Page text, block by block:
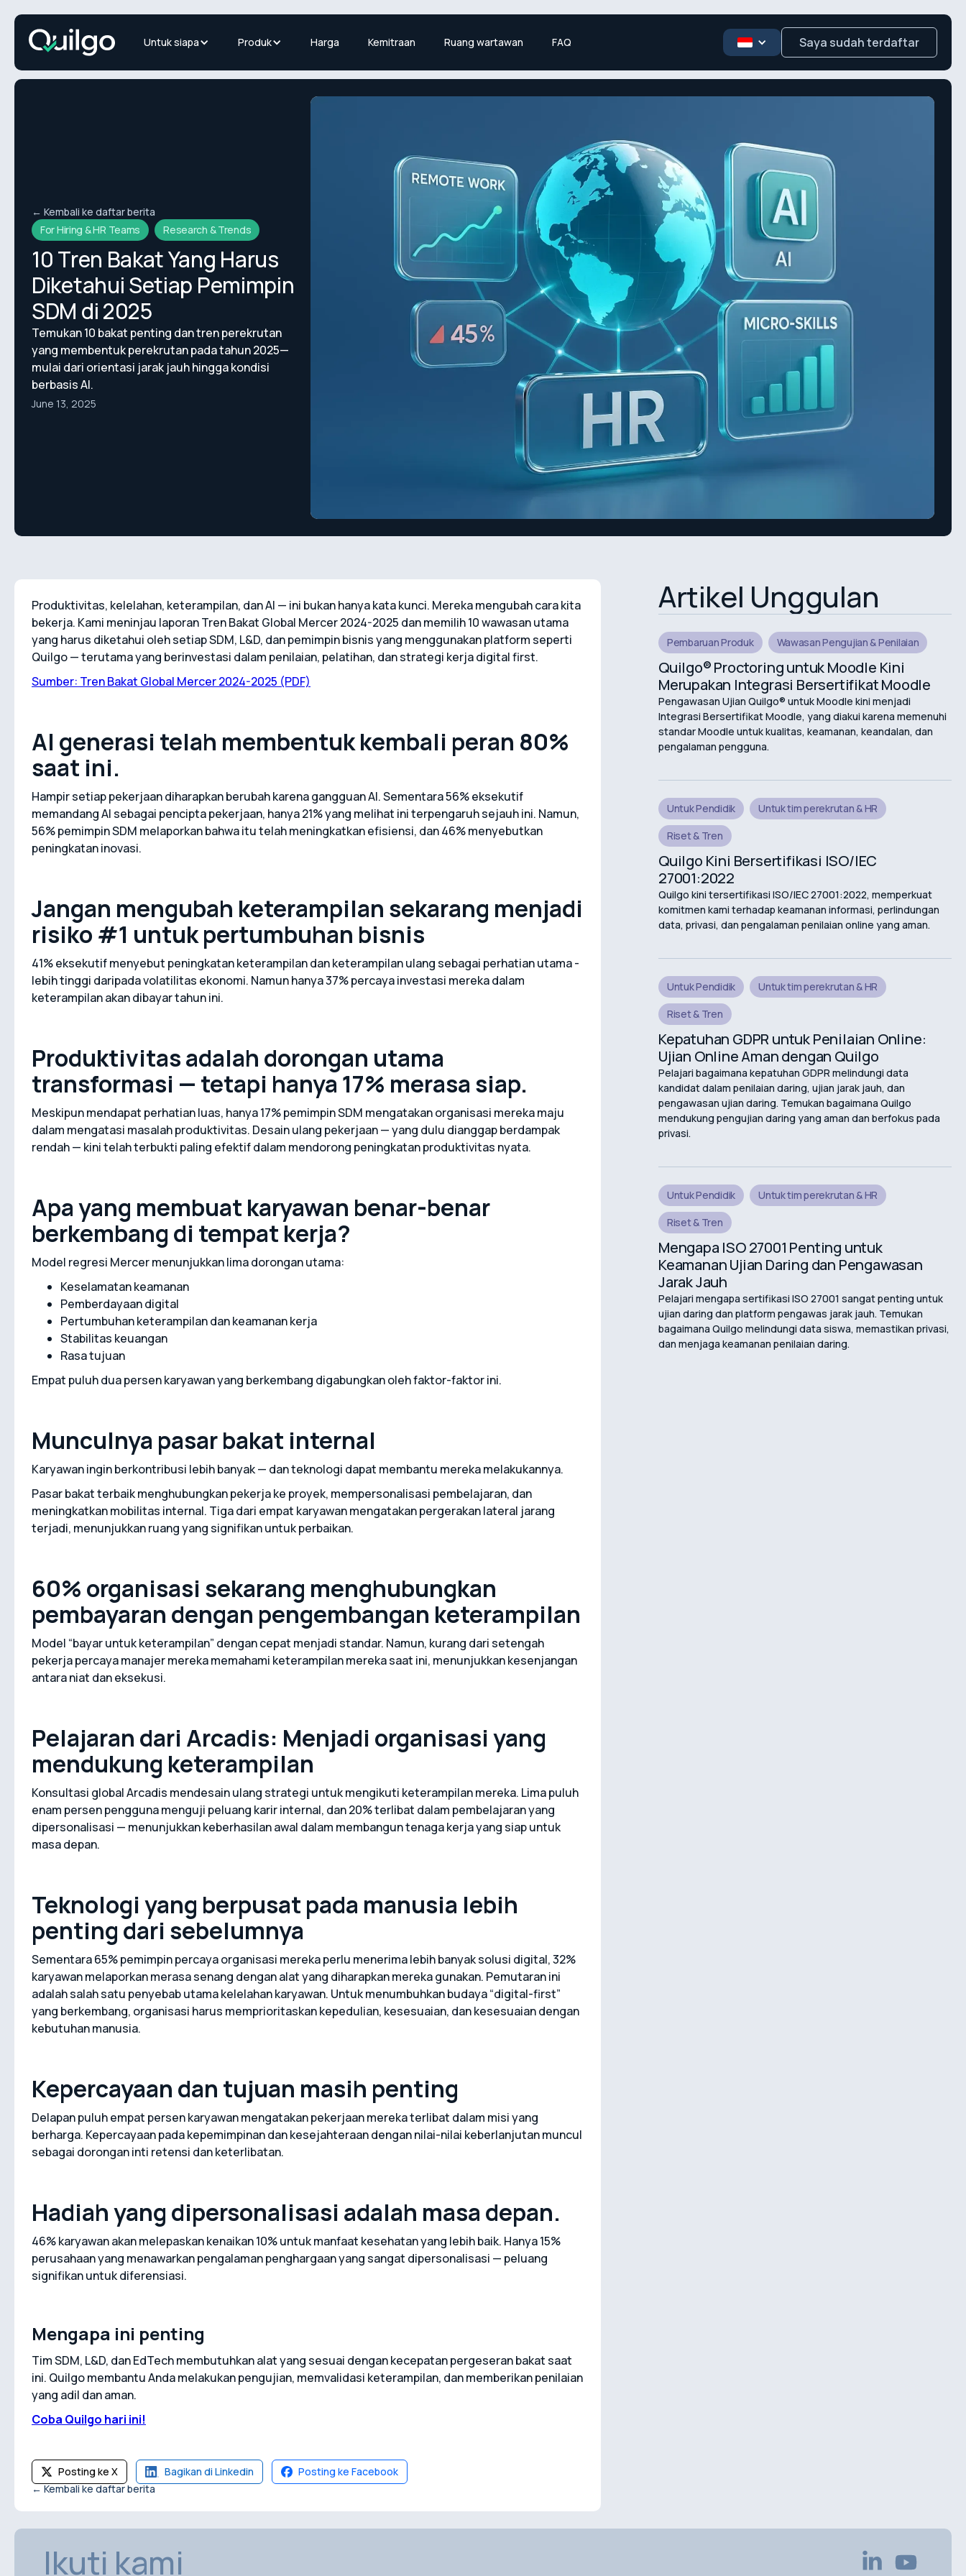
Untuk siapa Produk Harga Kemitraan Ruang wartawan FAQ Saya sudah terdaftar
← Kembali ke daftar berita
For Hiring & HR Teams
Research & Trends
10 Tren Bakat Yang Harus
Diketahui Setiap Pemimpin
SDM di 2025
Temukan 10 bakat penting dan tren perekrutan
yang membentuk perekrutan pada tahun 2025—
mulai dari orientasi jarak jauh hingga kondisi
berbasis AI.
June 13, 2025
Produktivitas, kelelahan, keterampilan, dan AI — ini bukan hanya kata kunci. Mereka mengubah cara kita
bekerja. Kami meninjau laporan Tren Bakat Global Mercer 2024-2025 dan memilih 10 wawasan utama
yang harus diketahui oleh setiap SDM, L&D, dan pemimpin bisnis yang menggunakan platform seperti
Quilgo — terutama yang berinvestasi dalam penilaian, pelatihan, dan strategi kerja digital first.
Sumber: Tren Bakat Global Mercer 2024-2025 (PDF)
AI generasi telah membentuk kembali peran 80%
saat ini.
Hampir setiap pekerjaan diharapkan berubah karena gangguan AI. Sementara 56% eksekutif
memandang AI sebagai pencipta pekerjaan, hanya 21% yang melihat ini terpengaruh sejauh ini. Namun,
56% pemimpin SDM melaporkan bahwa itu telah meningkatkan efisiensi, dan 46% menyebutkan
peningkatan inovasi.
Jangan mengubah keterampilan sekarang menjadi
risiko #1 untuk pertumbuhan bisnis
41% eksekutif menyebut peningkatan keterampilan dan keterampilan ulang sebagai perhatian utama -
lebih tinggi daripada volatilitas ekonomi. Namun hanya 37% percaya investasi mereka dalam
keterampilan akan dibayar tahun ini.
Produktivitas adalah dorongan utama
transformasi — tetapi hanya 17% merasa siap.
Meskipun mendapat perhatian luas, hanya 17% pemimpin SDM mengatakan organisasi mereka maju
dalam mengatasi masalah produktivitas. Desain ulang pekerjaan — yang dulu dianggap berdampak
rendah — kini telah terbukti paling efektif dalam mendorong peningkatan produktivitas nyata.
Apa yang membuat karyawan benar-benar
berkembang di tempat kerja?
Model regresi Mercer menunjukkan lima dorongan utama:
Keselamatan keamanan
Pemberdayaan digital
Pertumbuhan keterampilan dan keamanan kerja
Stabilitas keuangan
Rasa tujuan
Empat puluh dua persen karyawan yang berkembang digabungkan oleh faktor-faktor ini.
Munculnya pasar bakat internal
Karyawan ingin berkontribusi lebih banyak — dan teknologi dapat membantu mereka melakukannya.
Pasar bakat terbaik menghubungkan pekerja ke proyek, mempersonalisasi pembelajaran, dan
meningkatkan mobilitas internal. Tiga dari empat karyawan mengatakan pergerakan lateral jarang
terjadi, menunjukkan ruang yang signifikan untuk perbaikan.
60% organisasi sekarang menghubungkan
pembayaran dengan pengembangan keterampilan
Model “bayar untuk keterampilan” dengan cepat menjadi standar. Namun, kurang dari setengah
pekerja percaya manajer mereka memahami keterampilan mereka saat ini, menunjukkan kesenjangan
antara niat dan eksekusi.
Pelajaran dari Arcadis: Menjadi organisasi yang
mendukung keterampilan
Konsultasi global Arcadis mendesain ulang strategi untuk mengikuti keterampilan mereka. Lima puluh
enam persen pengguna menguji peluang karir internal, dan 20% terlibat dalam pembelajaran yang
dipersonalisasi — menunjukkan keberhasilan awal dalam membangun tenaga kerja yang siap untuk
masa depan.
Teknologi yang berpusat pada manusia lebih
penting dari sebelumnya
Sementara 65% pemimpin percaya organisasi mereka perlu menerima lebih banyak solusi digital, 32%
karyawan melaporkan merasa senang dengan alat yang diharapkan mereka gunakan. Pemutaran ini
adalah salah satu penyebab utama kelelahan karyawan. Untuk menumbuhkan budaya “digital-first”
yang berkembang, organisasi harus memprioritaskan kepedulian, kesesuaian, dan kesesuaian dengan
kebutuhan manusia.
Kepercayaan dan tujuan masih penting
Delapan puluh empat persen karyawan mengatakan pekerjaan mereka terlibat dalam misi yang
berharga. Kepercayaan pada kepemimpinan dan kesejahteraan dengan nilai-nilai keberlanjutan muncul
sebagai dorongan inti retensi dan keterlibatan.
Hadiah yang dipersonalisasi adalah masa depan.
46% karyawan akan melepaskan kenaikan 10% untuk manfaat kesehatan yang lebih baik. Hanya 15%
perusahaan yang menawarkan pengalaman penghargaan yang sangat dipersonalisasi — peluang
signifikan untuk diferensiasi.
Mengapa ini penting
Tim SDM, L&D, dan EdTech membutuhkan alat yang sesuai dengan kecepatan pergeseran bakat saat
ini. Quilgo membantu Anda melakukan pengujian, memvalidasi keterampilan, dan memberikan penilaian
yang adil dan aman.
Coba Quilgo hari ini!
Posting ke X Bagikan di Linkedin
Posting ke Facebook
← Kembali ke daftar berita
Artikel Unggulan
Pembaruan Produk Wawasan Pengujian & Penilaian
Quilgo® Proctoring untuk Moodle Kini
Merupakan Integrasi Bersertifikat Moodle
Pengawasan Ujian Quilgo® untuk Moodle kini menjadi
Integrasi Bersertifikat Moodle, yang diakui karena memenuhi
standar Moodle untuk kualitas, keamanan, keandalan, dan
pengalaman pengguna.
Untuk Pendidik
Untuk tim perekrutan & HR
Riset & Tren
Quilgo Kini Bersertifikasi ISO/IEC
27001:2022
Quilgo kini tersertifikasi ISO/IEC 27001:2022, memperkuat
komitmen kami terhadap keamanan informasi, perlindungan
data, privasi, dan pengalaman penilaian online yang aman.
Untuk Pendidik
Untuk tim perekrutan & HR
Riset & Tren
Kepatuhan GDPR untuk Penilaian Online:
Ujian Online Aman dengan Quilgo
Pelajari bagaimana kepatuhan GDPR melindungi data
kandidat dalam penilaian daring, ujian jarak jauh, dan
pengawasan ujian daring. Temukan bagaimana Quilgo
mendukung pengujian daring yang aman dan berfokus pada
privasi.
Untuk Pendidik
Untuk tim perekrutan & HR
Riset & Tren
Mengapa ISO 27001 Penting untuk
Keamanan Ujian Daring dan Pengawasan
Jarak Jauh
Pelajari mengapa sertifikasi ISO 27001 sangat penting untuk
ujian daring dan platform pengawas jarak jauh. Temukan
bagaimana Quilgo melindungi data siswa, memastikan privasi,
dan menjaga keamanan penilaian daring.
Ikuti kami